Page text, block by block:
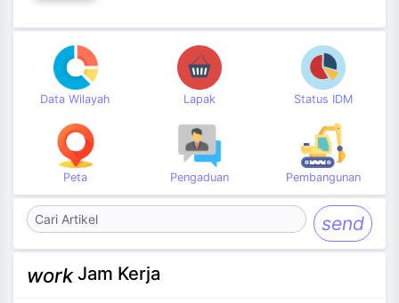
Data Wilayah Lapak Status IDM
Peta Pengaduan Pembangunan
send
workJam Kerja